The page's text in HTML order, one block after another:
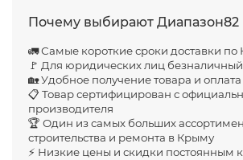
Почему выбирают Диапазон82
🚛 Самые короткие сроки доставки
🚩 Для юридических лиц
🏡 Удобное получение товара и
📋 Товар сертифицирован с
производителя
🏆 Один из самых больших
строительства и ремонта в Крыму
⚡ Низкие цены и скидки постоянным